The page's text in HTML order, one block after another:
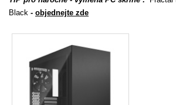
Black - objednejte zde